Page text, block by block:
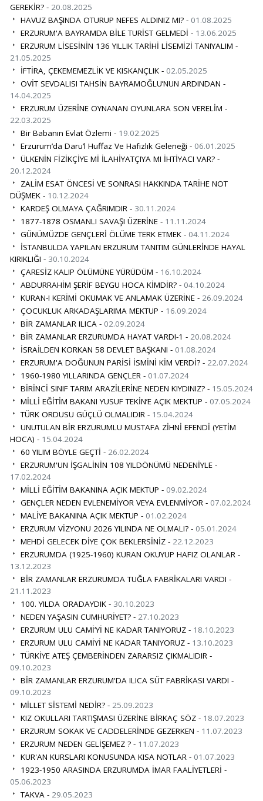
GEREKİR? - 20.08.2025
HAVUZ BAŞINDA OTURUP NEFES ALDINIZ MI? - 01.08.2025
ERZURUM'A BAYRAMDA BİLE TURİST GELMEDİ - 13.06.2025
ERZURUM LİSESİNİN 136 YILLIK TARİHİ LİSEMİZİ TANIYALIM -
21.05.2025
İFTİRA, ÇEKEMEMEZLİK VE KISKANÇLIK - 02.05.2025
OVİT SEVDALISI TAHSİN BAYRAMOĞLU’NUN ARDINDAN -
14.04.2025
ERZURUM ÜZERİNE OYNANAN OYUNLARA SON VERELİM -
22.03.2025
Bir Babanın Evlat Özlemi - 19.02.2025
Erzurum’da Daru’l Huffaz Ve Hafızlık Geleneği - 06.01.2025
ÜLKENİN FİZİKÇİYE Mİ İLAHİYATÇIYA MI İHTİYACI VAR? -
20.12.2024
ZALİM ESAT ÖNCESİ VE SONRASI HAKKINDA TARİHE NOT
DÜŞMEK - 10.12.2024
KARDEŞ OLMAYA ÇAĞRIMDIR - 30.11.2024
1877-1878 OSMANLI SAVAŞI ÜZERİNE - 11.11.2024
GÜNÜMÜZDE GENÇLERİ ÖLÜME TERK ETMEK - 04.11.2024
İSTANBULDA YAPILAN ERZURUM TANITIM GÜNLERİNDE HAYAL
KIRIKLIĞI - 30.10.2024
ÇARESİZ KALIP ÖLÜMÜNE YÜRÜDÜM - 16.10.2024
ABDURRAHİM ŞERİF BEYGU HOCA KİMDİR? - 04.10.2024
KURAN-I KERİMİ OKUMAK VE ANLAMAK ÜZERİNE - 26.09.2024
ÇOCUKLUK ARKADAŞLARIMA MEKTUP - 16.09.2024
BİR ZAMANLAR ILICA - 02.09.2024
BİR ZAMANLAR ERZURUMDA HAYAT VARDI-1 - 20.08.2024
İSRAİLDEN KORKAN 58 DEVLET BAŞKANI - 01.08.2024
ERZURUM'A DOĞUNUN PARİSİ İSMİNİ KİM VERDİ? - 22.07.2024
1960-1980 YILLARINDA GENÇLER - 01.07.2024
BİRİNCİ SINIF TARIM ARAZİLERİNE NEDEN KIYDINIZ? - 15.05.2024
MİLLİ EĞİTİM BAKANI YUSUF TEKİN’E AÇIK MEKTUP - 07.05.2024
TÜRK ORDUSU GÜÇLÜ OLMALIDIR - 15.04.2024
UNUTULAN BİR ERZURUMLU MUSTAFA ZİHNİ EFENDİ (YETİM
HOCA) - 15.04.2024
60 YILIM BÖYLE GEÇTİ - 26.02.2024
ERZURUM'UN İŞGALİNİN 108 YILDÖNÜMÜ NEDENİYLE -
17.02.2024
MİLLİ EĞİTİM BAKANINA AÇIK MEKTUP - 09.02.2024
GENÇLER NEDEN EVLENEMİYOR VEYA EVLENMİYOR - 07.02.2024
MALİYE BAKANINA AÇIK MEKTUP - 01.02.2024
ERZURUM VİZYONU 2026 YILINDA NE OLMALI? - 05.01.2024
MEHDİ GELECEK DİYE ÇOK BEKLERSİNİZ - 22.12.2023
ERZURUMDA (1925-1960) KURAN OKUYUP HAFIZ OLANLAR -
13.12.2023
BİR ZAMANLAR ERZURUMDA TUĞLA FABRİKALARI VARDI -
21.11.2023
100. YILDA ORADAYDIK - 30.10.2023
NEDEN YAŞASIN CUMHURİYET? - 27.10.2023
ERZURUM ULU CAMİ’Yİ NE KADAR TANIYORUZ - 18.10.2023
ERZURUM ULU CAMİYİ NE KADAR TANIYORUZ - 13.10.2023
TÜRKİYE ATEŞ ÇEMBERİNDEN ZARARSIZ ÇIKMALIDIR -
09.10.2023
BİR ZAMANLAR ERZURUM'DA ILICA SÜT FABRİKASI VARDI -
09.10.2023
MİLLET SİSTEMİ NEDİR? - 25.09.2023
KIZ OKULLARI TARTIŞMASI ÜZERİNE BİRKAÇ SÖZ - 18.07.2023
ERZURUM SOKAK VE CADDELERİNDE GEZERKEN - 11.07.2023
ERZURUM NEDEN GELİŞEMEZ ? - 11.07.2023
KUR'AN KURSLARI KONUSUNDA KISA NOTLAR - 01.07.2023
1923-1950 ARASINDA ERZURUMDA İMAR FAALİYETLERİ -
05.06.2023
TAKVA - 29.05.2023